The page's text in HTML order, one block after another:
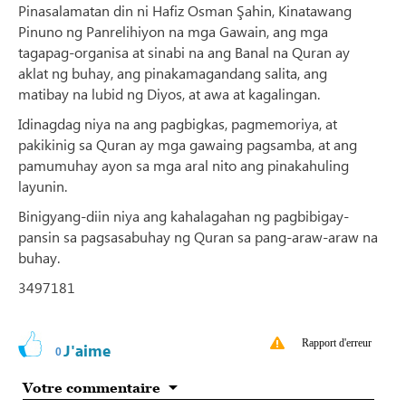
Pinasalamatan din ni Hafiz Osman Şahin, Kinatawang
Pinuno ng Panrelihiyon na mga Gawain, ang mga
tagapag-organisa at sinabi na ang Banal na Quran ay
aklat ng buhay, ang pinakamagandang salita, ang
matibay na lubid ng Diyos, at awa at kagalingan.
Idinagdag niya na ang pagbigkas, pagmemoriya, at
pakikinig sa Quran ay mga gawaing pagsamba, at ang
pamumuhay ayon sa mga aral nito ang pinakahuling
layunin.
Binigyang-diin niya ang kahalagahan ng pagbibigay-
pansin sa pagsasabuhay ng Quran sa pang-araw-araw na
buhay.
3497181
0J'aime Rapport d'erreur
Votre commentaire